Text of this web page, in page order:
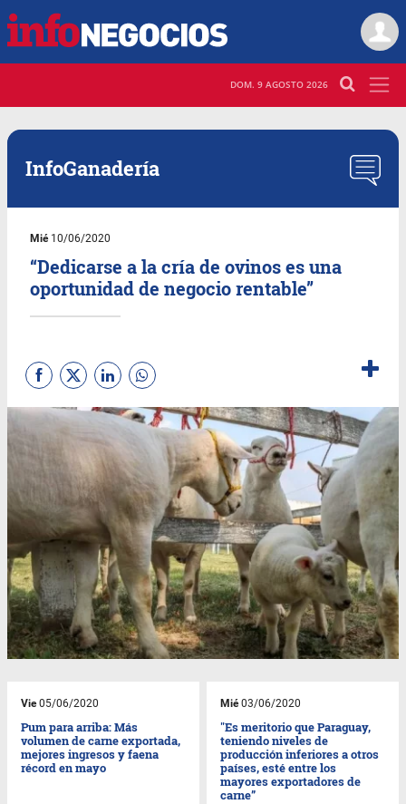
DOM. 9 AGOSTO 2026
InfoGanadería
Mié10/06/2020
“Dedicarse a la cría de ovinos es una
oportunidad de negocio rentable”
Vie05/06/2020
Pum para arriba: Más
volumen de carne exportada,
mejores ingresos y faena
récord en mayo
Mié03/06/2020
"Es meritorio que Paraguay,
teniendo niveles de
producción inferiores a otros
países, esté entre los
mayores exportadores de
carne”